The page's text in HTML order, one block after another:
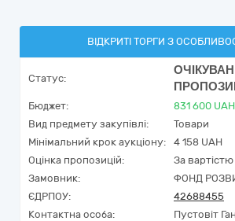
ВІДКРИТІ ТОРГИ З
Статус:
Бюджет: 831 600 UAH
Вид предмету закупівлі:
Товари
Мінімальний крок аукціону:
4 158 UAH
Оцінка пропозицій:
За
Замовник:
ФОНД
ЄДРПОУ:
42688455
Контактна особа:
Пустовіт